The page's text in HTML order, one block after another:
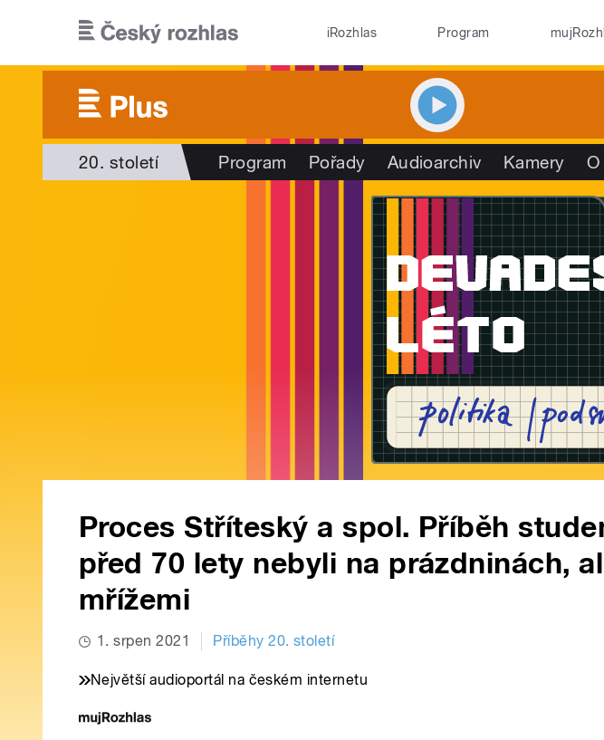
iRozhlas Program
20. století Program Pořady Audioarchiv Kamery
Proces Stříteský a spol. Příběh
před 70 lety nebyli na prázdninách,
mřížemi
1. srpen 2021 Příběhy 20. století
Největší audioportál na českém internetu